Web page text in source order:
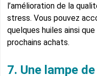
l’amélioration de la
stress. Vous pouvez
quelques huiles ainsi
prochains achats.
7. Une lampe